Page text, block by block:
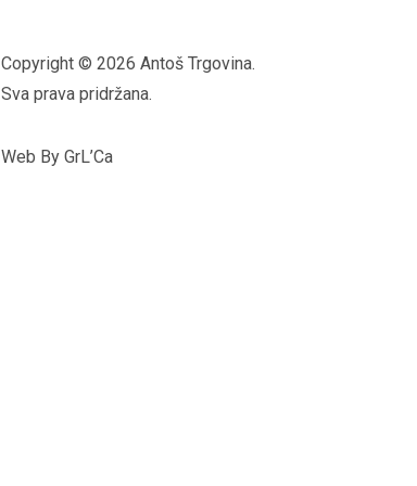
Copyright © 2026 Antoš Trgovina.
Sva prava pridržana.
Web By GrL’Ca